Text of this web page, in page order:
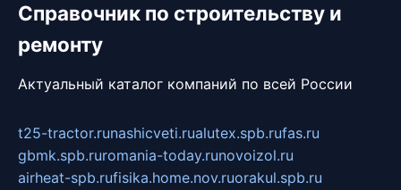
Справочник по строительству и
ремонту
Актуальный каталог компаний по всей России
t25-tractor.runashicveti.rualutex.spb.rufas.ru
gbmk.spb.ruromania-today.runovoizol.ru
airheat-spb.rufisika.home.nov.ruorakul.spb.ru